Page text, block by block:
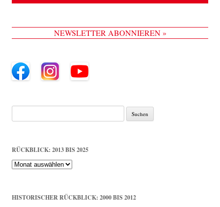
NEWSLETTER ABONNIEREN »
Suche
nach:
RÜCKBLICK: 2013 BIS 2025
Rückblick:
2013
HISTORISCHER RÜCKBLICK: 2000 BIS 2012